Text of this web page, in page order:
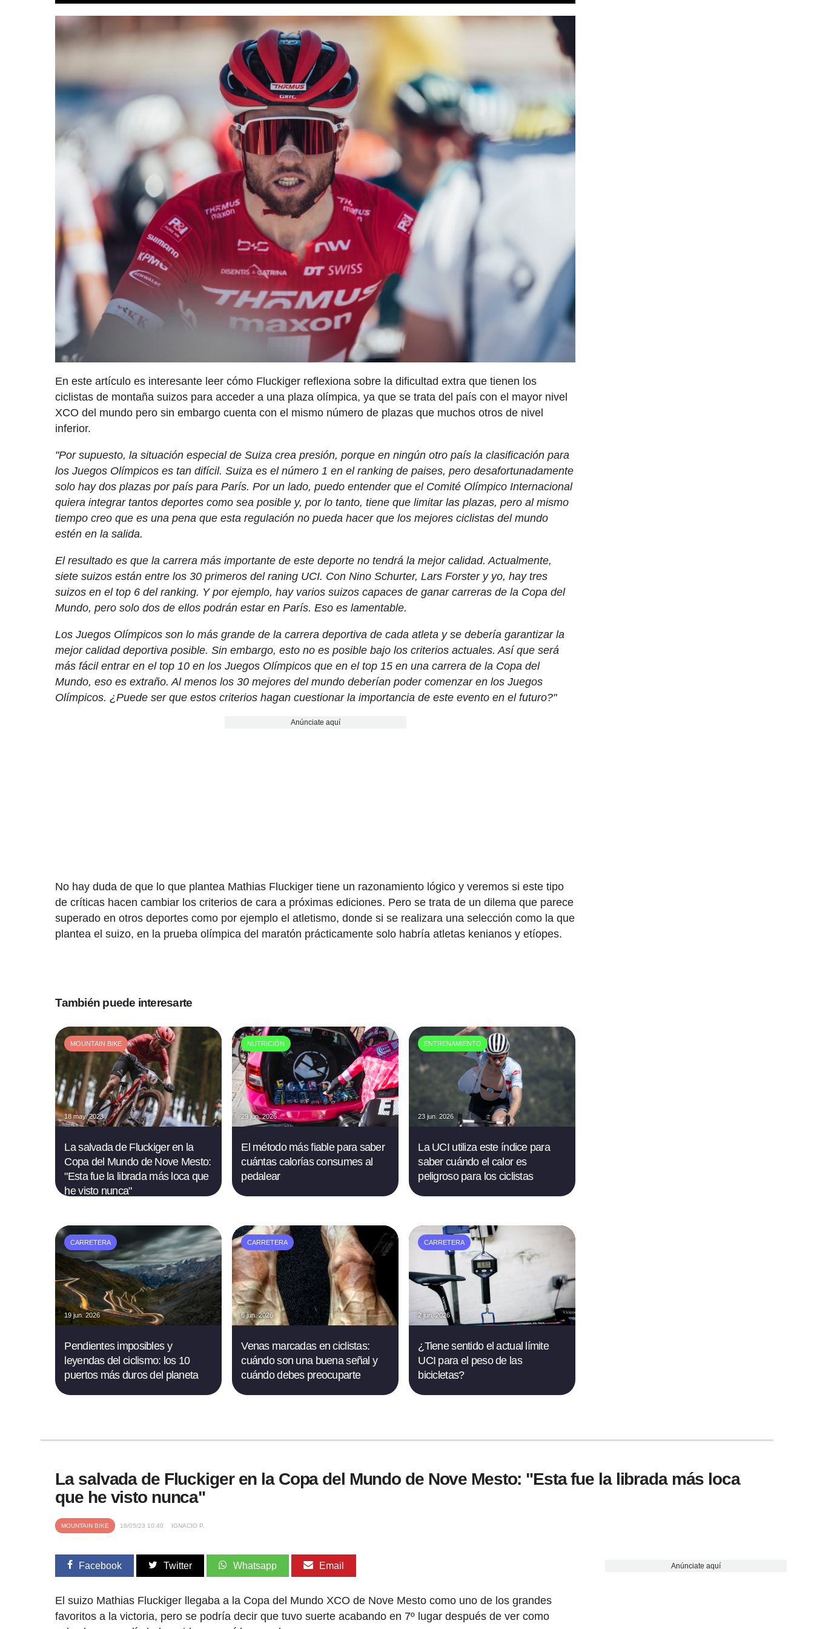
En este artículo es interesante leer cómo Fluckiger reflexiona sobre la dificultad extra que tienen los
ciclistas de montaña suizos para acceder a una plaza olímpica, ya que se trata del país con el mayor nivel
XCO del mundo pero sin embargo cuenta con el mismo número de plazas que muchos otros de nivel
inferior.
"Por supuesto, la situación especial de Suiza crea presión, porque en ningún otro país la clasificación para
los Juegos Olímpicos es tan difícil. Suiza es el número 1 en el ranking de paises, pero desafortunadamente
solo hay dos plazas por país para París. Por un lado, puedo entender que el Comité Olímpico Internacional
quiera integrar tantos deportes como sea posible y, por lo tanto, tiene que limitar las plazas, pero al mismo
tiempo creo que es una pena que esta regulación no pueda hacer que los mejores ciclistas del mundo
estén en la salida.
El resultado es que la carrera más importante de este deporte no tendrá la mejor calidad. Actualmente,
siete suizos están entre los 30 primeros del raning UCI. Con Nino Schurter, Lars Forster y yo, hay tres
suizos en el top 6 del ranking. Y por ejemplo, hay varios suizos capaces de ganar carreras de la Copa del
Mundo, pero solo dos de ellos podrán estar en París. Eso es lamentable.
Los Juegos Olímpicos son lo más grande de la carrera deportiva de cada atleta y se debería garantizar la
mejor calidad deportiva posible. Sin embargo, esto no es posible bajo los criterios actuales. Así que será
más fácil entrar en el top 10 en los Juegos Olímpicos que en el top 15 en una carrera de la Copa del
Mundo, eso es extraño. Al menos los 30 mejores del mundo deberían poder comenzar en los Juegos
Olímpicos. ¿Puede ser que estos criterios hagan cuestionar la importancia de este evento en el futuro?"
Anúnciate aquí
No hay duda de que lo que plantea Mathias Fluckiger tiene un razonamiento lógico y veremos si este tipo
de críticas hacen cambiar los criterios de cara a próximas ediciones. Pero se trata de un dilema que parece
superado en otros deportes como por ejemplo el atletismo, donde si se realizara una selección como la que
plantea el suizo, en la prueba olímpica del maratón prácticamente solo habría atletas kenianos y etíopes.
También puede interesarte
MOUNTAIN BIKE
18 may. 2023
La salvada de Fluckiger en la
Copa del Mundo de Nove Mesto:
"Esta fue la librada más loca que
he visto nunca"
NUTRICIÓN
29 jun. 2026
El método más fiable para saber
cuántas calorías consumes al
pedalear
ENTRENAMIENTO
23 jun. 2026
La UCI utiliza este índice para
saber cuándo el calor es
peligroso para los ciclistas
CARRETERA
19 jun. 2026
Pendientes imposibles y
leyendas del ciclismo: los 10
puertos más duros del planeta
CARRETERA
6 jun. 2026
Venas marcadas en ciclistas:
cuándo son una buena señal y
cuándo debes preocuparte
CARRETERA
2 jun. 2026
¿Tiene sentido el actual límite
UCI para el peso de las
bicicletas?
La salvada de Fluckiger en la Copa del Mundo de Nove Mesto: "Esta fue la librada más loca
que he visto nunca"
MOUNTAIN BIKE 18/05/23 10:40 IGNACIO P.
Facebook Twitter Whatsapp Email
El suizo Mathias Fluckiger llegaba a la Copa del Mundo XCO de Nove Mesto como uno de los grandes
favoritos a la victoria, pero se podría decir que tuvo suerte acabando en 7º lugar después de ver como
Anúnciate aquí